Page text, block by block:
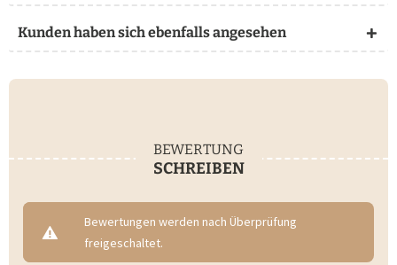
Kunden haben sich ebenfalls angesehen
BEWERTUNG
SCHREIBEN
Bewertungen werden nach Überprüfung
freigeschaltet.